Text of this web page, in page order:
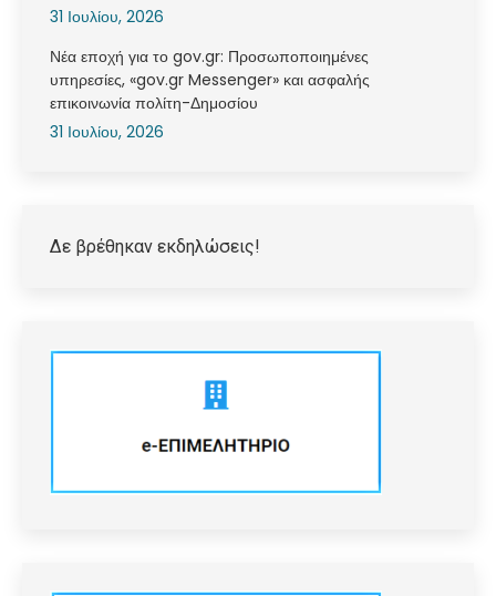
31 Ιουλίου, 2026
Νέα εποχή για το gov.gr: Προσωποποιημένες
υπηρεσίες, «gov.gr Messenger» και ασφαλής
επικοινωνία πολίτη-Δημοσίου
31 Ιουλίου, 2026
Δε βρέθηκαν εκδηλώσεις!